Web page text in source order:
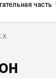
часть